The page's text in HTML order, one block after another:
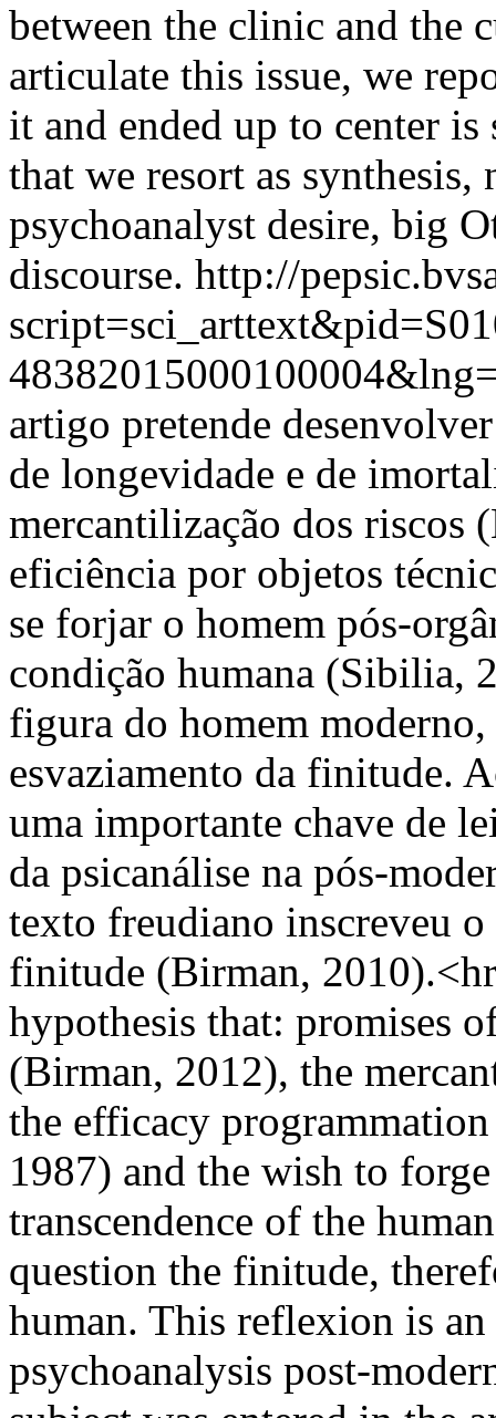
between the clinic and the
articulate this issue, we
it and ended up to center
that we resort as synthesis,
psychoanalyst desire, big
discourse. http://
artigo pretende
de longevidade e de
mercantilização dos riscos
eficiência por objetos
se forjar o homem pós-
condição humana (Sibilia,
figura do homem
esvaziamento da finitude.
uma importante chave de
da psicanálise na pós-
texto freudiano inscreveu
finitude (Birman,
hypothesis that: promises
(Birman, 2012), the
the efficacy
1987) and the wish to
transcendence of the
question the finitude,
human. This reflexion is
psychoanalysis post-